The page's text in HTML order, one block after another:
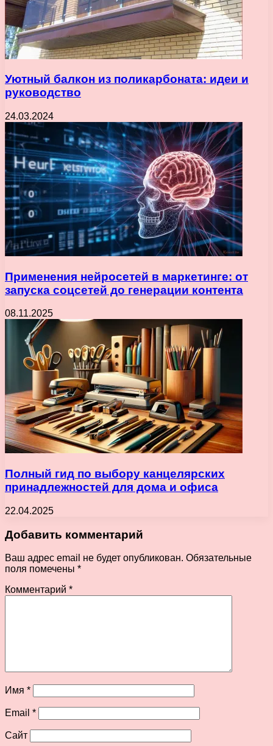
Уютный балкон из поликарбоната: идеи и
руководство
24.03.2024
Применения нейросетей в маркетинге: от
запуска соцсетей до генерации контента
08.11.2025
Полный гид по выбору канцелярских
принадлежностей для дома и офиса
22.04.2025
Добавить комментарий
Ваш адрес email не будет опубликован. Обязательные
поля помечены *
Комментарий *
Имя *
Email *
Сайт